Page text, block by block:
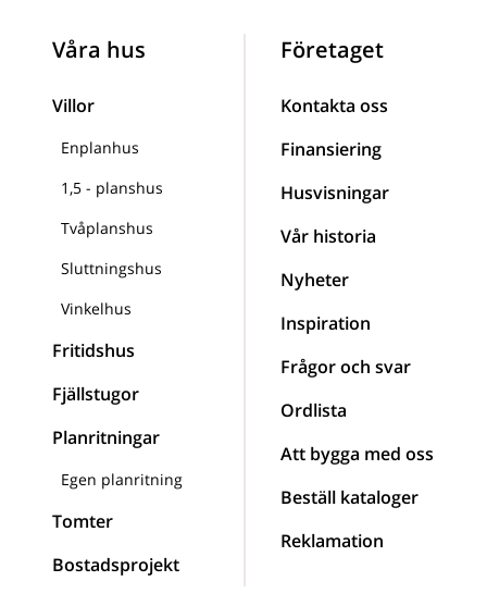
Våra hus
Villor
Enplanhus
1,5 - planshus
Tvåplanshus
Sluttningshus
Vinkelhus
Fritidshus
Fjällstugor
Planritningar
Egen planritning
Tomter
Bostadsprojekt
Företaget
Kontakta oss
Finansiering
Husvisningar
Vår historia
Nyheter
Inspiration
Frågor och svar
Ordlista
Att bygga med oss
Beställ kataloger
Reklamation